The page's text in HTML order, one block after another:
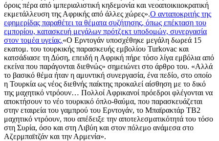
όροις πέρα από ιμπεριαλιστική κηδεμονία και νεοαποικιιοκρατική
εκμετάλλευση της Αφρικής από άλλες χώρες».Ο ανταποκριτής της
εφημερίδας παραθέτει τα θέματα συζήτησης, όπως επέκταση του
εμπορίου, κατασκευή μεγάλων πρότζεκτ υποδομών, συνεργασία
στον τομέα υγείας.«Ο Ερντογάν υποσχέθηκε μεγάλη δωρεά 15
εκατομ. του τουρκικής παρασκευής εμβολίου Turkovac και
κατσάδιασε τη Δύση, επειδή η Αφρική πήρε τόσο λίγα εμβόλια από
εκείνα που παράγονται διεθνώς» σημειώνει στο άρθρο του. «Αλλά
το βασικό θέμα ήταν η αμυντική συνεργασία, ένα πεδίο, στο οποίο
η Τουρκία ως νέος διεθνής παίκτης προκαλεί αίσθηση με το δικό
της μαχητικό ντρόουν… Πολλοί Αφρικανοί πρόεδροι φλέγονται να
αποκτήσουν το νέο τουρκικό όπλο-θαύμα, που παρασκευάζεται
στην εταιρεία του γαμπρού του Ερντογάν, το Μπαϊρακτάρ ΤΒ2
μαχητικό ντρόουν, που απέδειξε την αποτελεσματικότητά του τόσο
στη Συρία, όσο και στη Λιβύη και στον πόλεμο ανάμεσα στο
Αζερμπαϊτζάν και την Αρμενία».